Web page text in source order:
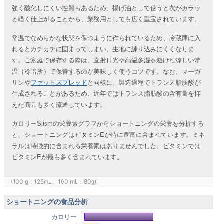
強く酸化しにくい性質もあるため、揚げ油として使うと衣がカラッ
と軽く仕上がることから、業務用としても広く重宝されています。
常温でなめらかな状態を保つように作られているため、冷蔵庫に入
れるとカチカチに固まってしまい、生地に練り込みにくくなりま
す。ご家庭で保存する際は、直射日光や高温多湿を避けた涼しい常
温（冷暗所）で保管するのが美味しく使うコツです。なお、マーガ
リンやファットスプレッド と同様に、製造過程でトランス脂肪酸が
生成されることがあるため、近年ではトランス脂肪酸の含有量を抑
えた商品も多く流通しています。
カロリーSlismの栄養素グラフからショートニングの栄養を分析する
と、ショートニングはビタミンEが特に豊富に含まれています。ミネ
ラルは特徴的に含まれる栄養素はありませんでした。ビタミンでは
ビタミンEが最も多く含まれています。
(100 g：125mL、100 mL：80g)
ショートニングの食品分析
カロリー